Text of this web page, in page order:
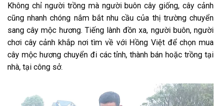
Không chỉ người trồng mà người buôn cây giống, cây cảnh
cũng nhanh chóng nắm bắt nhu cầu của thị trường chuyển
sang cây mộc hương. Tiếng lành đồn xa, người buôn, người
chơi cây cảnh khắp nơi tìm về với Hồng Việt để chọn mua
cây mộc hương chuyển đi các tỉnh, thành bán hoặc trồng tại
nhà, tại công sở.